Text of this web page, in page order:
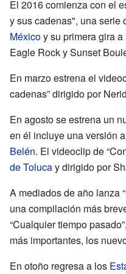
El 2016 comienza con el
y sus cadenas", una serie
Méxicoy su primera gira a
Eagle Rock y Sunset
En marzo estrena el
cadenas” dirigido por
En agosto se estrena un
en él incluye una versión
Belén. El videoclip de
de Tolucay dirigido por
A mediados de año lanza
una compilación más
“Cualquier tiempo
más importantes, los
En otoño regresa a los